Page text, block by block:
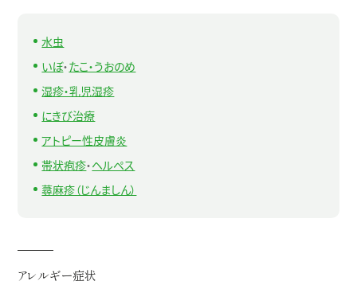
水虫
いぼ・たこ・うおのめ
湿疹・乳児湿疹
にきび治療
アトピー性皮膚炎
帯状疱疹・ヘルペス
蕁麻疹（じんましん）
アレルギー症状